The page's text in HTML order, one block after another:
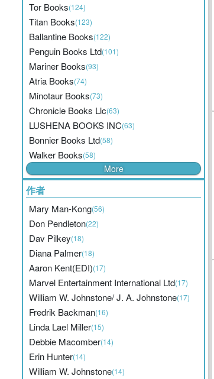
Tor Books(124)
Titan Books(123)
Ballantine Books(122)
Penguin Books Ltd(101)
Mariner Books(93)
Atria Books(74)
Minotaur Books(73)
Chronicle Books Llc(63)
LUSHENA BOOKS INC(63)
Bonnier Books Ltd(58)
Walker Books(58)
More
作者
Mary Man-Kong(56)
Don Pendleton(22)
Dav Pilkey(18)
Diana Palmer(18)
Aaron Kent(EDI)(17)
Marvel Entertainment International Ltd(17)
William W. Johnstone/ J. A. Johnstone(17)
Fredrik Backman(16)
Linda Lael Miller(15)
Debbie Macomber(14)
Erin Hunter(14)
William W. Johnstone(14)